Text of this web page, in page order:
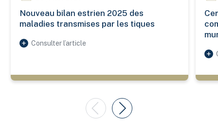
Nouveau bilan estrien 2025 des
maladies transmises par les tiques
Consulter l’article